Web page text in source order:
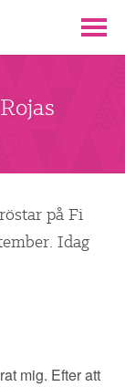
▼
på Fi
Idag
mig. Efter att